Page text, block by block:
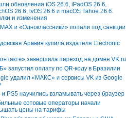
обновления iOS 26.6, iPadOS 26.6,
26.6, tvOS 26.6 и macOS Tahoe 26.6.
и изменения
и «Одноклассники» попали под санкции
Аравия купила издателя Electronic
завершила переход на домен VK.ru
запустил оплату по QR-коду в Бразилии
удалил «МАКС» и сервисы VK из Google
и PS5 научились взламывать через браузер
сотовые операторы начали
цены на тарифы